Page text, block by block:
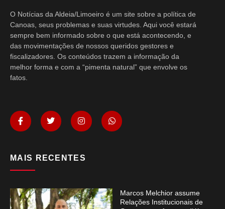
O Notícias da Aldeia/Limoeiro é um site sobre a política de
Canoas, seus problemas e suas virtudes. Aqui você estará
sempre bem informado sobre o que está acontecendo, e
das movimentações de nossos queridos gestores e
fiscalizadores. Os conteúdos trazem a informação da
melhor forma e com a “pimenta natural” que envolve os
fatos.
MAIS RECENTES
Marcos Melchior assume
Relações Institucionais de